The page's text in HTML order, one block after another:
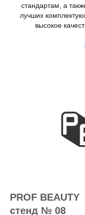
стандартам, а
лучших
высокое
PROF BEAUTY
стенд № 08